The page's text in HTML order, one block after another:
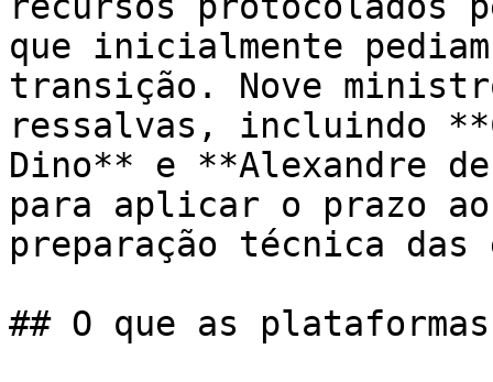
que inicialmente
transição. Nove
ressalvas, incluindo
Dino** e **Alexandre
para aplicar o prazo
preparação técnica das
## O que as